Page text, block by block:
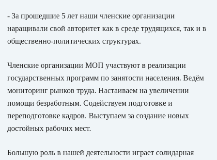
- За прошедшие 5 лет наши членские организации
наращивали свой авторитет как в среде трудящихся, так и в
общественно-политических структурах.
Членские организации МОП участвуют в реализации
государственных программ по занятости населения. Ведём
мониторинг рынков труда. Настаиваем на увеличении
помощи безработным. Содействуем подготовке и
переподготовке кадров. Выступаем за создание новых
достойных рабочих мест.
Большую роль в нашей деятельности играет солидарная